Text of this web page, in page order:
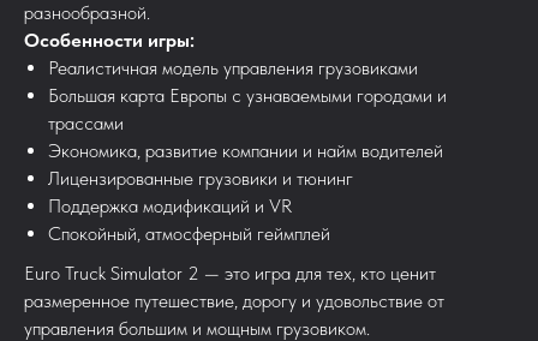
разнообразной.
Особенности игры:
Реалистичная модель управления грузовиками
Большая карта Европы с узнаваемыми городами и
трассами
Экономика, развитие компании и найм водителей
Лицензированные грузовики и тюнинг
Поддержка модификаций и VR
Спокойный, атмосферный геймплей
Euro Truck Simulator 2 — это игра для тех, кто ценит
размеренное путешествие, дорогу и удовольствие от
управления большим и мощным грузовиком.